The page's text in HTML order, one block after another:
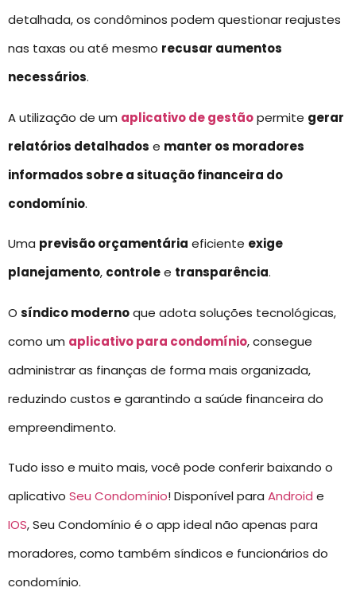
detalhada, os condôminos podem questionar reajustes
nas taxas ou até mesmo recusar aumentos
necessários.
A utilização de um aplicativo de gestãopermite gerar
relatórios detalhados e manter os moradores
informados sobre a situação financeira do
condomínio.
Uma previsão orçamentária eficiente exige
planejamento, controlee transparência.
O síndico modernoque adota soluções tecnológicas,
como um aplicativo para condomínio, consegue
administrar as finanças de forma mais organizada,
reduzindo custos e garantindo a saúde financeira do
empreendimento.
Tudo isso e muito mais, você pode conferir baixando o
aplicativo Seu Condomínio! Disponível para Android e
IOS, Seu Condomínio é o app ideal não apenas para
moradores, como também síndicos e funcionários do
condomínio.